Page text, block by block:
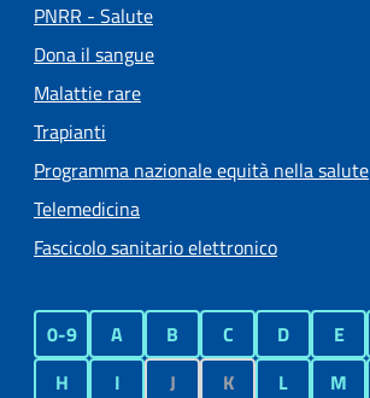
PNRR - Salute
Dona il sangue
Malattie rare
Trapianti
Programma nazionale equità nella salute
Telemedicina
Fascicolo sanitario elettronico
0-9 A B C D E
H
I J K L M